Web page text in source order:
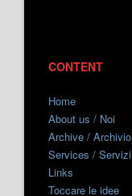
CONTENT
Home
About us / Noi
Archive / Archivio
Services / Servizi
Links
Toccare le idee